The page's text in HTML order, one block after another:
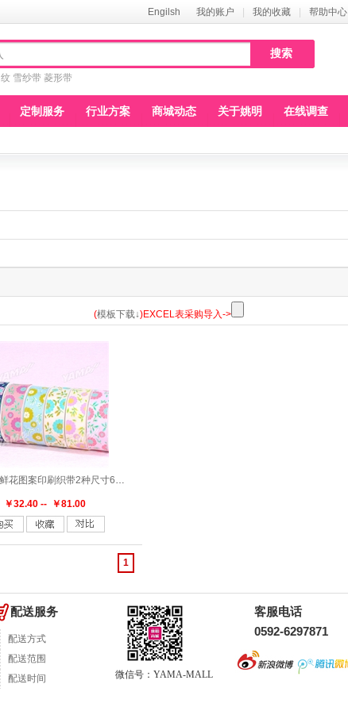
Engilsh 我的账户 我的收藏 帮助中心
雪纱带 菱形带
定制服务 行业方案 商城动态 关于姚明 在线调查
(模板下载↓)EXCEL表采购导入->
星搭系列鲜花图案印刷织带2种尺寸6种颜色
￥32.40 -- ￥81.00
1
配送服务
配送方式
配送范围
配送时间
微信号：YAMA-MALL
客服电话
0592-6297871